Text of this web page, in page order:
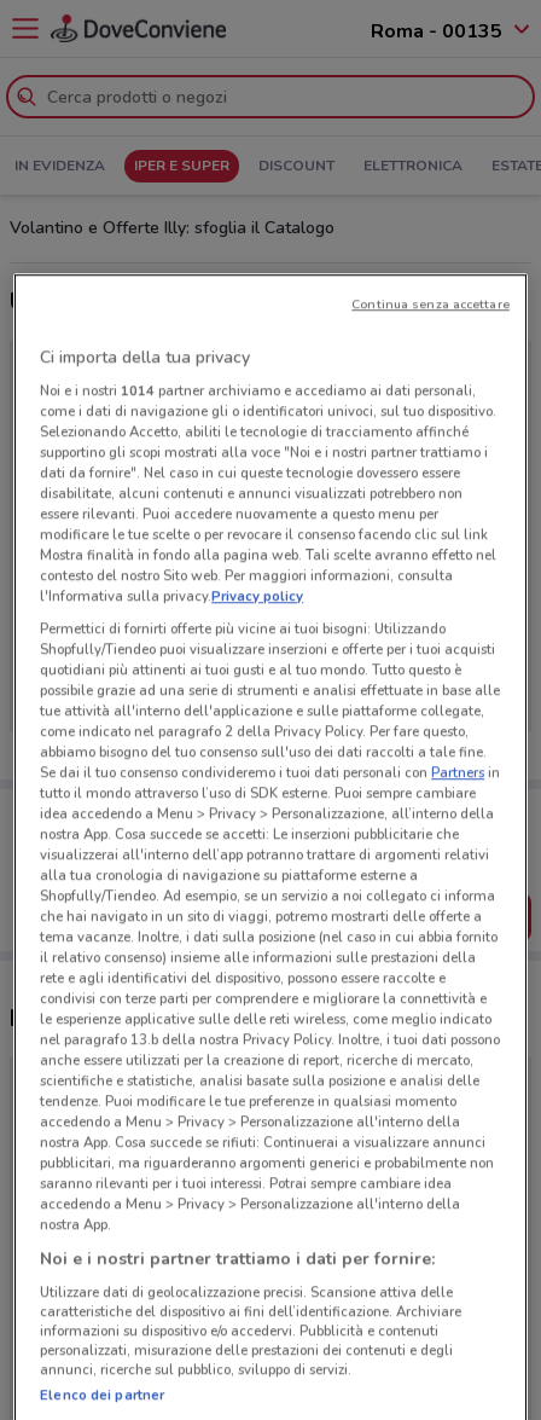
Roma - 00135
IN EVIDENZA IPER E SUPER DISCOUNT ELETTRONICA
Volantino e Offerte Illy: sfoglia il Catalogo
Ultime offerte del volantino Illy
Ci dispiace, al momento non abbiamo pubblicato
volantini nella tua zona. Riprova più tardi.
Porta DoveConviene sempre con te!
Puoi trovare le migliori offerte dei negozi vicino a te,
salvarle e creare la tua lista del risparmio, comodamente
dal tuo cellulare.
SCARICA L’APP
Negozi Illy nelle vicinanze
Non ci sono negozi nelle vicinanze
Ci importa della tua privacy
Noi e i nostri 1014partner archiviamo e accediamo ai dati personali,
come i dati di navigazione gli o identificatori univoci, sul tuo dispositivo.
Selezionando Accetto, abiliti le tecnologie di tracciamento affinché
supportino gli scopi mostrati alla voce "Noi e i nostri partner trattiamo i
dati da fornire". Nel caso in cui queste tecnologie dovessero essere
disabilitate, alcuni contenuti e annunci visualizzati potrebbero non
essere rilevanti. Puoi accedere nuovamente a questo menu per
modificare le tue scelte o per revocare il consenso facendo clic sul link
Mostra finalità in fondo alla pagina web. Tali scelte avranno effetto nel
contesto del nostro Sito web. Per maggiori informazioni, consulta
l'Informativa sulla privacy.Privacy policy
Permettici di fornirti offerte più vicine ai tuoi bisogni: Utilizzando
Shopfully/Tiendeo puoi visualizzare inserzioni e offerte per i tuoi acquisti
quotidiani più attinenti ai tuoi gusti e al tuo mondo. Tutto questo è
possibile grazie ad una serie di strumenti e analisi effettuate in base alle
tue attività all'interno dell'applicazione e sulle piattaforme collegate,
come indicato nel paragrafo 2 della Privacy Policy. Per fare questo,
abbiamo bisogno del tuo consenso sull'uso dei dati raccolti a tale fine.
Se dai il tuo consenso condivideremo i tuoi dati personali conPartnersin
tutto il mondo attraverso l’uso di SDK esterne. Puoi sempre cambiare
idea accedendo a Menu > Privacy > Personalizzazione, all’interno della
nostra App. Cosa succede se accetti: Le inserzioni pubblicitarie che
visualizzerai all'interno dell’app potranno trattare di argomenti relativi
alla tua cronologia di navigazione su piattaforme esterne a
Shopfully/Tiendeo. Ad esempio, se un servizio a noi collegato ci informa
che hai navigato in un sito di viaggi, potremo mostrarti delle offerte a
tema vacanze. Inoltre, i dati sulla posizione (nel caso in cui abbia fornito
il relativo consenso) insieme alle informazioni sulle prestazioni della
rete e agli identificativi del dispositivo, possono essere raccolte e
condivisi con terze parti per comprendere e migliorare la connettività e
le esperienze applicative sulle delle reti wireless, come meglio indicato
nel paragrafo 13.b della nostra Privacy Policy. Inoltre, i tuoi dati possono
anche essere utilizzati per la creazione di report, ricerche di mercato,
scientifiche e statistiche, analisi basate sulla posizione e analisi delle
tendenze. Puoi modificare le tue preferenze in qualsiasi momento
accedendo a Menu > Privacy > Personalizzazione all'interno della
nostra App. Cosa succede se rifiuti: Continuerai a visualizzare annunci
pubblicitari, ma riguarderanno argomenti generici e probabilmente non
saranno rilevanti per i tuoi interessi. Potrai sempre cambiare idea
accedendo a Menu > Privacy > Personalizzazione all'interno della
nostra App.
Noi e i nostri partner trattiamo i dati per fornire:
Utilizzare dati di geolocalizzazione precisi. Scansione attiva delle
caratteristiche del dispositivo ai fini dell’identificazione. Archiviare
informazioni su dispositivo e/o accedervi. Pubblicità e contenuti
personalizzati, misurazione delle prestazioni dei contenuti e degli
annunci, ricerche sul pubblico, sviluppo di servizi.
Elenco dei partner
Continua senza accettare